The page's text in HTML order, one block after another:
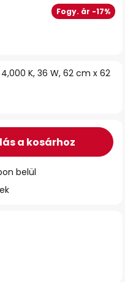
K, 36 W, 62 cm x 62
Fogy. ár -17%
a kosárhoz
belül